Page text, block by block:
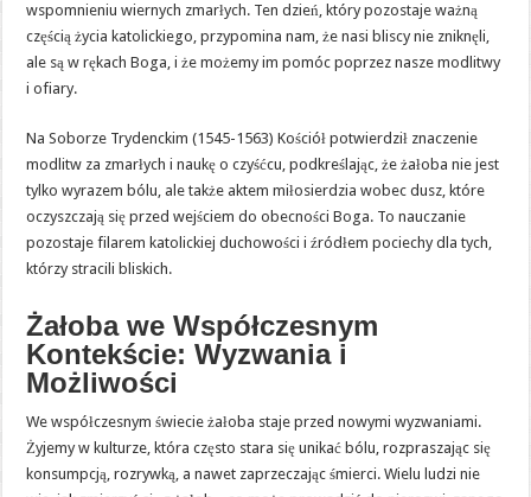
wspomnieniu wiernych zmarłych. Ten dzień, który pozostaje ważną
częścią życia katolickiego, przypomina nam, że nasi bliscy nie zniknęli,
ale są w rękach Boga, i że możemy im pomóc poprzez nasze modlitwy
i ofiary.
Na Soborze Trydenckim (1545-1563) Kościół potwierdził znaczenie
modlitw za zmarłych i naukę o czyśćcu, podkreślając, że żałoba nie jest
tylko wyrazem bólu, ale także aktem miłosierdzia wobec dusz, które
oczyszczają się przed wejściem do obecności Boga. To nauczanie
pozostaje filarem katolickiej duchowości i źródłem pociechy dla tych,
którzy stracili bliskich.
Żałoba we Współczesnym
Kontekście: Wyzwania i
Możliwości
We współczesnym świecie żałoba staje przed nowymi wyzwaniami.
Żyjemy w kulturze, która często stara się unikać bólu, rozpraszając się
konsumpcją, rozrywką, a nawet zaprzeczając śmierci. Wielu ludzi nie